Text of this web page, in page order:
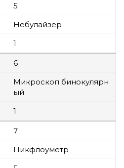
5
Небулайзер
1
6
Микроскоп бинокулярн
ый
1
7
Пикфлоуметр